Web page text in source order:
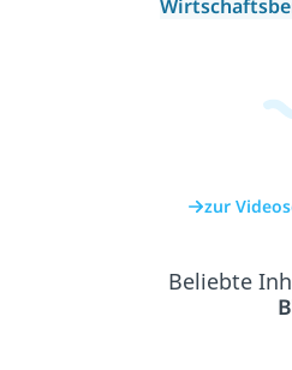
zur
Beliebte